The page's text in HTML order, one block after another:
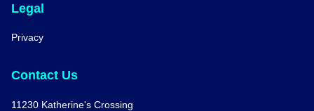
Legal
Privacy
Contact Us
11230 Katherine's Crossing